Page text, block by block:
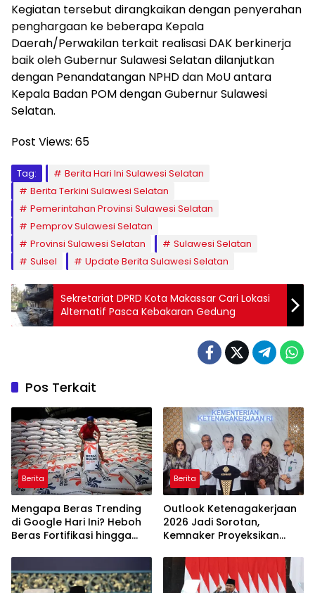
Kegiatan tersebut dirangkaikan dengan penyerahan
penghargaan ke beberapa Kepala
Daerah/Perwakilan terkait realisasi DAK berkinerja
baik oleh Gubernur Sulawesi Selatan dilanjutkan
dengan Penandatangan NPHD dan MoU antara
Kepala Badan POM dengan Gubernur Sulawesi
Selatan.
Post Views: 65
Tag:
Berita Hari Ini Sulawesi Selatan
Berita Terkini Sulawesi Selatan
Pemerintahan Provinsi Sulawesi Selatan
Pemprov Sulawesi Selatan
Provinsi Sulawesi Selatan
Sulawesi Selatan
Sulsel
Update Berita Sulawesi Selatan
Sekretariat DPRD Kota Makassar Cari Lokasi
Alternatif Pasca Kebakaran Gedung
Pos Terkait
Berita
Mengapa Beras Trending
di Google Hari Ini? Heboh
Beras Fortifikasi hingga
Berita
Outlook Ketenagakerjaan
2026 Jadi Sorotan,
Kemnaker Proyeksikan